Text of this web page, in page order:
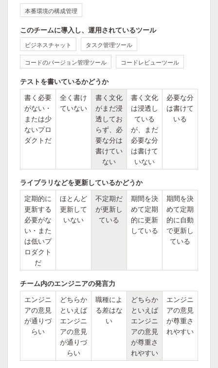
本番環境の構成管理
このチームに導入し、運用されているツール
ビジネスチャット タスク管理ツール
コードのバージョン管理ツール コードレビューツール
テストを書いているかどうか
書く必要
がない・
または少
ないプロ
ダクトだ
全く書け
ていない
書く文化
がまだ浸
透してお
らず、必
要な分は
書けてい
ない
書く文化
は浸透し
ている
が、まだ
必要な分
は書けて
いない
必要な分
は書けて
いる
ライブラリなどを更新しているかどうか
定期的に
更新する
必要がな
い・また
は低いプ
ロダクト
だ
ほとんど
更新して
いない
不定期だ
が更新し
ている
期間を決
めて定期
的に更新
している
期間を決
めて定期
的に自動
で更新し
ている
チーム内のエンジニアの発言力
エンジニ
アの意見
が通りづ
らい
どちらか
といえば
エンジニ
アの意見
が通りづ
らい
職種によ
る差はな
い
どちらか
といえば
エンジニ
アの意見
が尊重さ
れやすい
エンジニ
アの意見
が尊重さ
れやすい